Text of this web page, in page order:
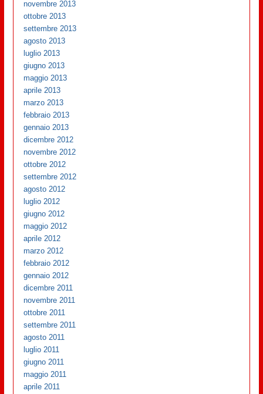
novembre 2013
ottobre 2013
settembre 2013
agosto 2013
luglio 2013
giugno 2013
maggio 2013
aprile 2013
marzo 2013
febbraio 2013
gennaio 2013
dicembre 2012
novembre 2012
ottobre 2012
settembre 2012
agosto 2012
luglio 2012
giugno 2012
maggio 2012
aprile 2012
marzo 2012
febbraio 2012
gennaio 2012
dicembre 2011
novembre 2011
ottobre 2011
settembre 2011
agosto 2011
luglio 2011
giugno 2011
maggio 2011
aprile 2011